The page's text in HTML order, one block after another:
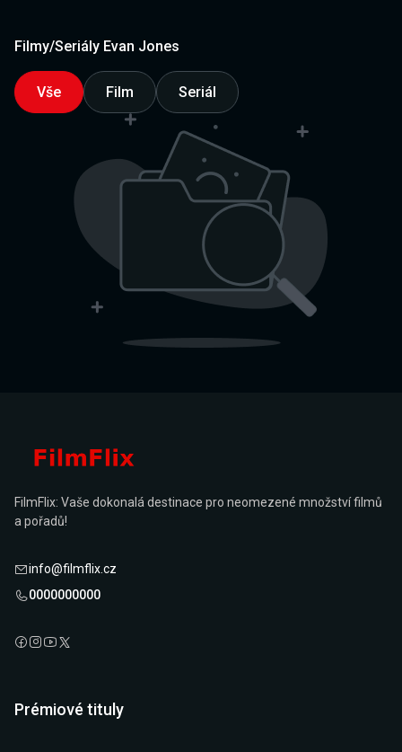
Filmy/Seriály Evan Jones
Vše Film Seriál
FilmFlix: Vaše dokonalá destinace pro neomezené množství filmů
a pořadů!
info@filmflix.cz
0000000000
Prémiové tituly